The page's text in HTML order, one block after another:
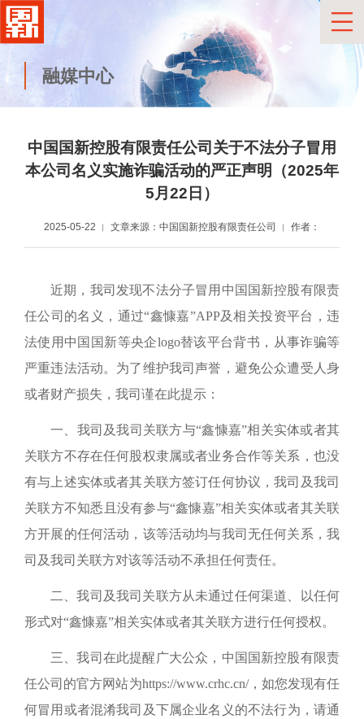
融媒中心
中国国新控股有限责任公司关于不法分子冒用
本公司名义实施诈骗活动的严正声明（2025年
5月22日）
2025-05-22 文章来源：中国国新控股有限责任公司 作者：
近期 ， 我司发现不法分子冒用中国国新控股有限责
任公司 的名义 ， 通过“鑫慷嘉”APP及相关投资平台，违
法使用中国国新等央企logo替该平台背书 ， 从事诈骗等
严重违法活动。为了维护我司声誉， 避免公众遭受人身
或者财产损失，我司谨在此提示：
一、 我司及我司关联方与“鑫慷嘉”相关实体或者其
关联方不存在任何股权隶属或者业务合作等关系，也没
有与上述实体或者其关联方签订任何协议，我司及我司
关联方不知悉且没有参与“鑫慷嘉”相关实体或者其关联
方开展的任何活动，该等活动均与我司无任何关系，我
司及我司关联方对该等活动不承担任何责任。
二、我司及我司关联方从未通过任何渠道、以任何
形式对“鑫慷嘉”相关实体或者其关联方进行任何授权。
三、我司 在此提醒广大公众 ，中国国新控股有限责
任公司的官方网站为https://www.crhc.cn/， 如您发现有任
何冒用 或者混淆我司 及下属企业名义的不法行为， 请通